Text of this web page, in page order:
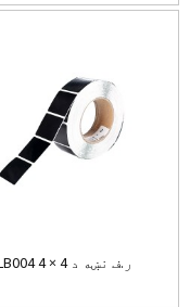
LB004 ر.ف نښه د 4 × 4